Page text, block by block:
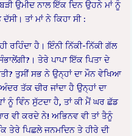
ਉਮੀਦ ਨਾਲ ਇੱਕ ਦਿਨ ਉਹਨੇ ਮਾਂ ਨੂੰ
ਤਾਂ ਮਾਂ ਨੇ ਕਿਹਾ ਸੀ :
ਰਹਿੰਦਾ ਹੈ। ਇੰਨੀ ਨਿੱਕੀ-ਨਿੱਕੀ ਗੱਲ
ਤੇਰੇ ਪਾਪਾ ਇੱਕ ਪਿਤਾ ਦੇ
ਤੁਸੀਂ ਸਭ ਨੇ ਉਨ੍ਹਾਂ ਦਾ ਮੌਨ ਵੇਖਿਆ
ਤੱਕ ਚੀਰ ਜਾਂਦਾ ਹੈ ਉਨ੍ਹਾਂ ਦਾ
ਨੂੰ ਵਿੰਨ ਸੁੱਟਦਾ ਹੈ, ਤਾਂ ਕੀ ਮੈਂ ਘਰ ਛੱਡ
ਵੀ ਕਰਦੇ ਨੇ! ਅਭਿਨਵ ਵੀ ਤਾਂ ਤੈਨੂੰ
ਤੇਰੇ ਪਿਛਲੇ ਜਨਮਦਿਨ ਤੇ ਹੀਰੇ ਦੀ